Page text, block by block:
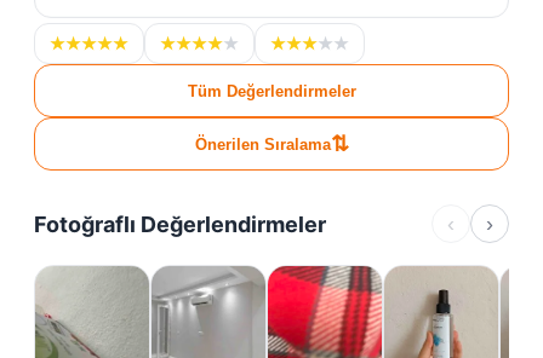
★★★★★ ★★★★★ ★★★★★
Tüm Değerlendirmeler
Önerilen Sıralama⇅
Fotoğraflı Değerlendirmeler ‹ ›